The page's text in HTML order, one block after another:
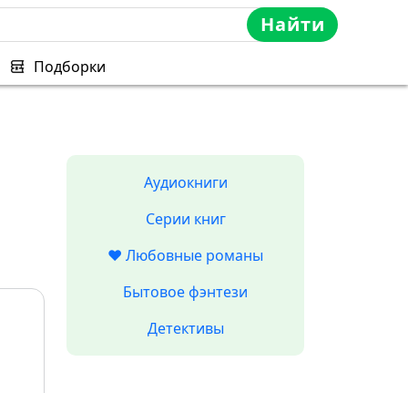
Найти
Подборки
Аудиокниги
Серии книг
❤️ Любовные романы
Бытовое фэнтези
Детективы